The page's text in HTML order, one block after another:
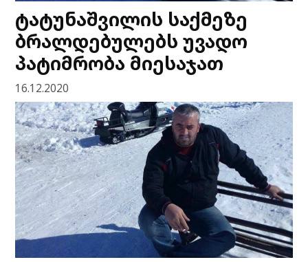
ტატუნაშვილის საქმეზე
ბრალდებულებს უვადო
პატიმრობა მიესაჯათ
16.12.2020